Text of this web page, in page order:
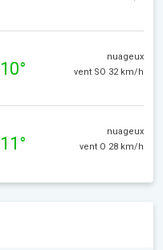
10°
nuageux
vent SO 32 km/h
11°
nuageux
vent O 28 km/h